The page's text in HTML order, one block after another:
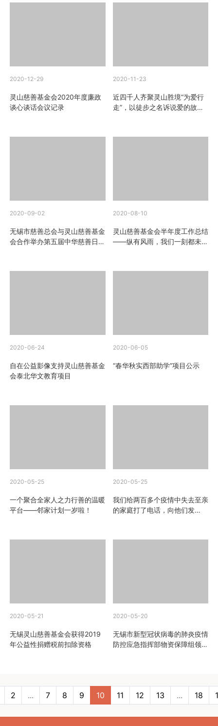
2020-12-29
灵山慈善基金会2020年度廉政
谈心谈话会议记录
2020-11-23
近四千人齐聚灵山胜境“为爱行
走”，以徒步之名诉说爱的故事
2020-09-02
无锡市慈善总会与灵山慈善基金
会合作举办第五届中华慈善日和
2020-08-10
灵山慈善基金会半年度工作总结
——纵有风雨，我们一刻都未曾
2020-06-24
自在公益影像支持灵山慈善基金
会泰北华文教育项目
2020-06-05
“春华秋实西部助学”项目公示
2020-05-25
一个聚合全家人之力行善的温暖
平台——邻家计划一岁啦！
2020-05-25
我们给两百多个疫情中失去至亲
的家庭打了电话，向他们发
2020-05-21
无锡灵山慈善基金会获得2019
年公益性捐赠税前扣除资格
2020-05-20
无锡市新型冠状病毒的肺炎疫情
防控应急指挥部物资保障组领导
2 ... 7 8 9 10 11 12 13 ... 18